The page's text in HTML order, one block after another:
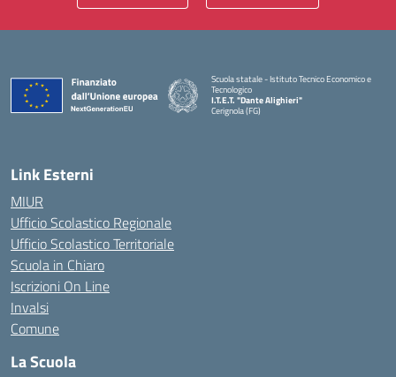
Scuola statale - Istituto Tecnico Economico e
Tecnologico
I.T.E.T. "Dante Alighieri"
Cerignola (FG)
— Visita la pagina iniziale della scuola
Link Esterni
MIUR
Ufficio Scolastico Regionale
Ufficio Scolastico Territoriale
Scuola in Chiaro
Iscrizioni On Line
Invalsi
Comune
La Scuola